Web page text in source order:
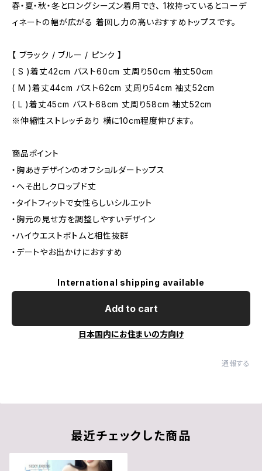
春・夏・秋・冬とロングシーズン着用でき、 1枚持っているとコーデ
ィネートの幅が広がる 着回し力の高いおすすめトップスです。
【 ブラック / ブルー / ピンク 】
( S )着丈42cm バスト60cm 丈周り50cm 袖丈50cm
( M )着丈44cm バスト62cm 丈周り54cm 袖丈52cm
( L )着丈45cm バスト68cm 丈周り58cm 袖丈52cm
※伸縮性ストレッチあり 横に10cm程度伸びます。
商品ポイント
・胸あきデザインのオフショルダートップス
・へそ出しクロップド丈
・タイトフィットで女性らしいシルエット
・胸元の見せ方を調整しやすいデザイン
・ハイウエストボトムと相性抜群
・デートやお出かけにおすすめ
International shipping available
Add to cart
日本国内にお住まいの方向け
通報する
最近チェックした商品